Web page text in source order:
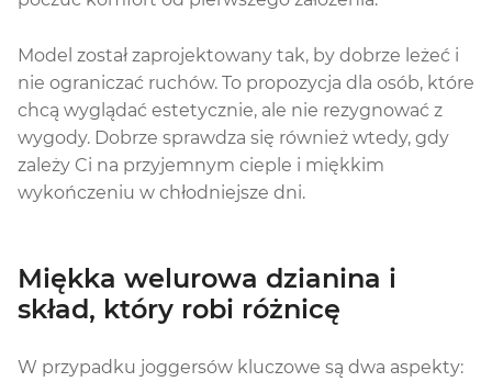
Model został zaprojektowany tak, by dobrze leżeć i
nie ograniczać ruchów. To propozycja dla osób, które
chcą wyglądać estetycznie, ale nie rezygnować z
wygody. Dobrze sprawdza się również wtedy, gdy
zależy Ci na przyjemnym cieple i miękkim
wykończeniu w chłodniejsze dni.
Miękka welurowa dzianina i
skład, który robi różnicę
W przypadku joggersów kluczowe są dwa aspekty: